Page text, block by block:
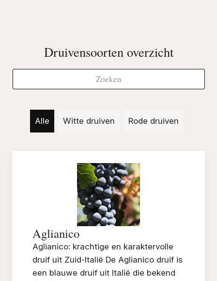
Druivensoorten overzicht
Alle Witte druiven Rode druiven
Aglianico
Aglianico: krachtige en karaktervolle
druif uit Zuid-Italië De Aglianico druif is
een blauwe druif uit Italië die bekend